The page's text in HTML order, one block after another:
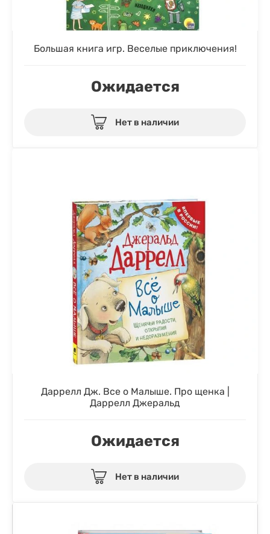
Большая книга игр. Веселые приключения!
Ожидается
Нет в наличии
Даррелл Дж. Все о Малыше. Про щенка |
Даррелл Джеральд
Ожидается
Нет в наличии